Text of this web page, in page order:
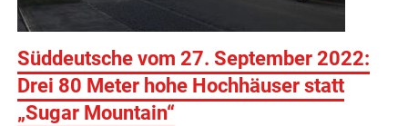
Süddeutsche vom 27. September 2022:
Drei 80 Meter hohe Hochhäuser statt
„Sugar Mountain“